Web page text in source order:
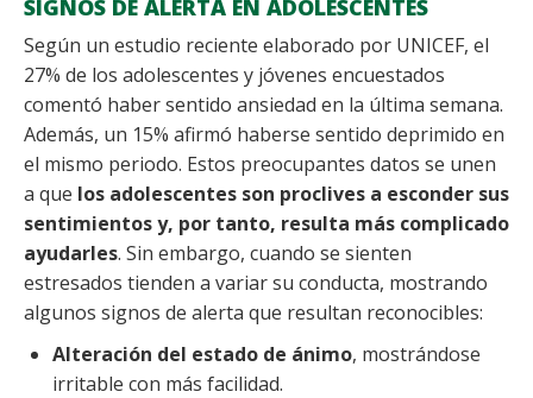
SIGNOS DE ALERTA EN ADOLESCENTES
Según un estudio reciente elaborado por UNICEF, el
27% de los adolescentes y jóvenes encuestados
comentó haber sentido ansiedad en la última semana.
Además, un 15% afirmó haberse sentido deprimido en
el mismo periodo. Estos preocupantes datos se unen
a que los adolescentes son proclives a esconder sus
sentimientos y, por tanto, resulta más complicado
ayudarles. Sin embargo, cuando se sienten
estresados tienden a variar su conducta, mostrando
algunos signos de alerta que resultan reconocibles:
Alteración del estado de ánimo, mostrándose
irritable con más facilidad.